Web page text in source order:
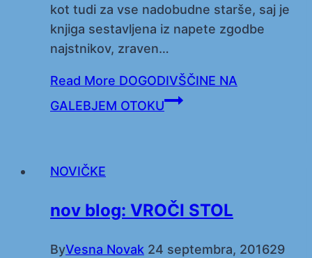
kot tudi za vse nadobudne starše, saj je
knjiga sestavljena iz napete zgodbe
najstnikov, zraven…
Read More DOGODIVŠČINE NA
GALEBJEM OTOKU
NOVIČKE
nov blog: VROČI STOL
ByVesna Novak 24 septembra, 201629